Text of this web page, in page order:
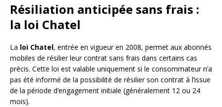
Résiliation anticipée sans frais :
la loi Chatel
La loi Chatel, entrée en vigueur en 2008, permet aux abonnés
mobiles de résilier leur contrat sans frais dans certains cas
précis. Cette loi est valable uniquement si le consommateur n’a
pas été informé de la possibilité de résilier son contrat à l’issue
de la période d’engagement initiale (généralement 12 ou 24
mois).